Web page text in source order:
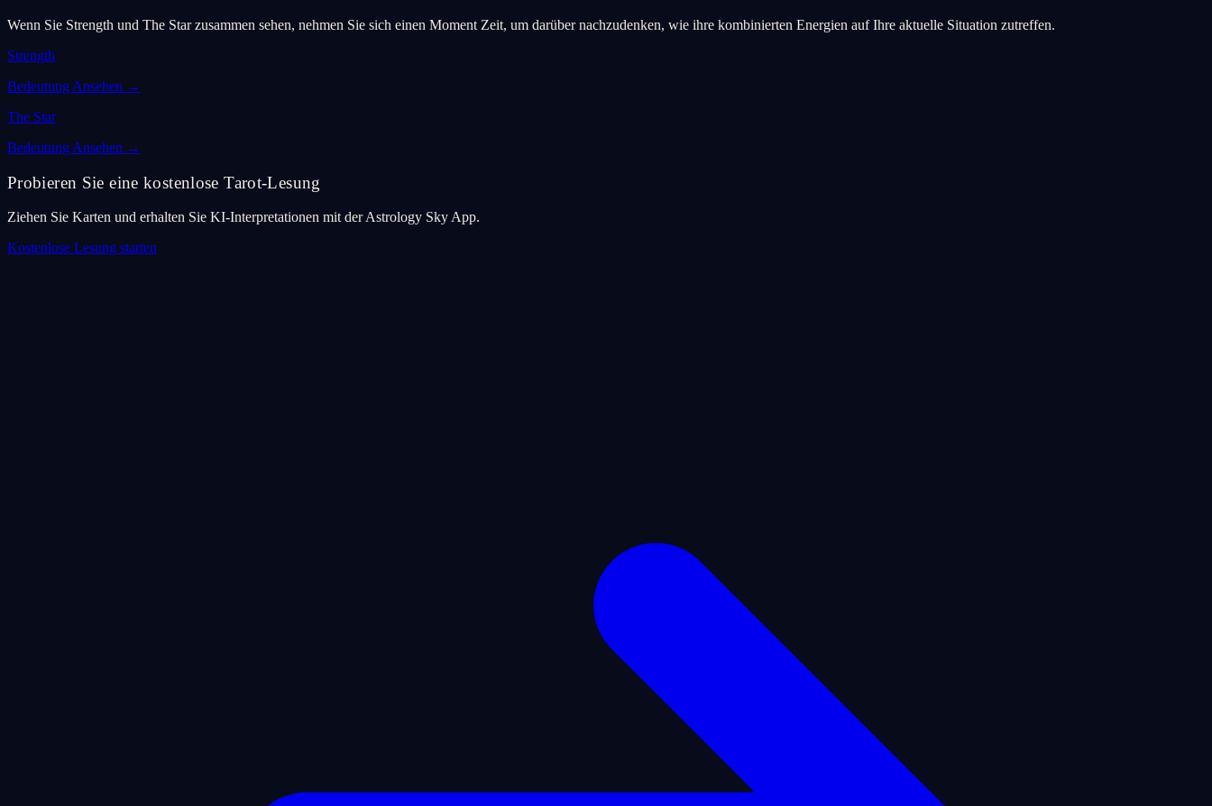
Wenn Sie Strength und The Star zusammen sehen, nehmen Sie sich einen Moment Zeit, um darüber nachzudenken, wie ihre kombinierten Energien auf Ihre aktuelle Situation zutreffen.
Strength
Bedeutung Ansehen →
The Star
Bedeutung Ansehen →
Probieren Sie eine kostenlose Tarot-Lesung
Ziehen Sie Karten und erhalten Sie KI-Interpretationen mit der Astrology Sky App.
Kostenlose Lesung starten